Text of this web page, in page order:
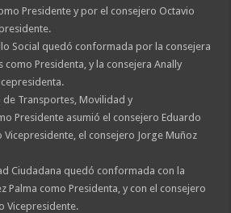
Presidente y por el consejero Octavio
Social quedó conformada por la consejera
como Presidenta, y la consejera Anally
de Transportes, Movilidad y
Presidente asumió el consejero Eduardo
Vicepresidente, el consejero Jorge Muñoz
Ciudadana quedó conformada con la
Palma como Presidenta, y con el consejero
Vicepresidente.